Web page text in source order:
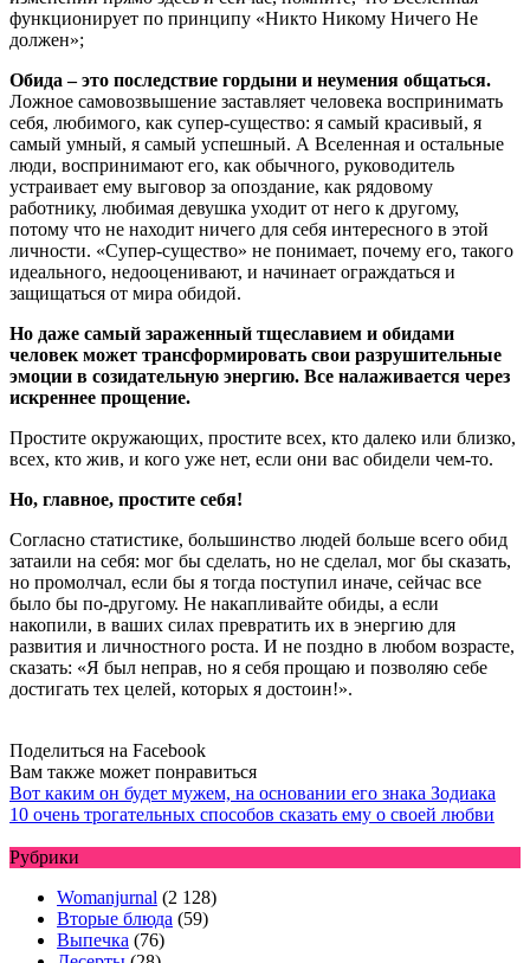
функционирует по принципу «Никто Никому Ничего Не
должен»;
Обида – это последствие гордыни и неумения общаться.
Ложное самовозвышение заставляет человека воспринимать
себя, любимого, как супер-существо: я самый красивый, я
самый умный, я самый успешный. А Вселенная и остальные
люди, воспринимают его, как обычного, руководитель
устраивает ему выговор за опоздание, как рядовому
работнику, любимая девушка уходит от него к другому,
потому что не находит ничего для себя интересного в этой
личности. «Супер-существо» не понимает, почему его, такого
идеального, недооценивают, и начинает ограждаться и
защищаться от мира обидой.
Но даже самый зараженный тщеславием и обидами
человек может трансформировать свои разрушительные
эмоции в созидательную энергию. Все налаживается через
искреннее прощение.
Простите окружающих, простите всех, кто далеко или близко,
всех, кто жив, и кого уже нет, если они вас обидели чем-то.
Но, главное, простите себя!
Согласно статистике, большинство людей больше всего обид
затаили на себя: мог бы сделать, но не сделал, мог бы сказать,
но промолчал, если бы я тогда поступил иначе, сейчас все
было бы по-другому. Не накапливайте обиды, а если
накопили, в ваших силах превратить их в энергию для
развития и личностного роста. И не поздно в любом возрасте,
сказать: «Я был неправ, но я себя прощаю и позволяю себе
достигать тех целей, которых я достоин!».
Поделиться на Facebook
Вам также может понравиться
Вот каким он будет мужем, на основании его знака Зодиака
10 очень трогательных способов сказать ему о своей любви
Рубрики
Womanjurnal (2 128)
Вторые блюда (59)
Выпечка (76)